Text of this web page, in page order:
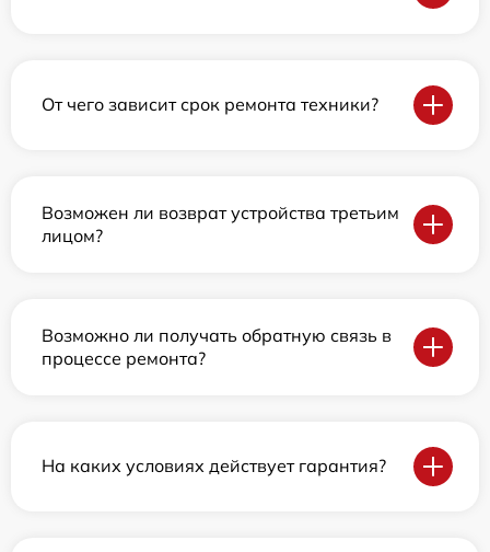
От чего зависит срок ремонта техники?
Возможен ли возврат устройства третьим
лицом?
Возможно ли получать обратную связь в
процессе ремонта?
На каких условиях действует гарантия?